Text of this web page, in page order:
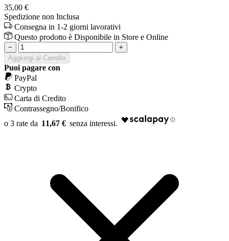
35,00 €
Spedizione non Inclusa
Consegna in 1-2 giorni lavorativi
Questo prodotto è Disponibile in Store e Online
−
+
Aggiungi al Carrello
Puoi pagare con
PayPal
Crypto
Carta di Credito
Contrassegno/Bonifico
11,67 €